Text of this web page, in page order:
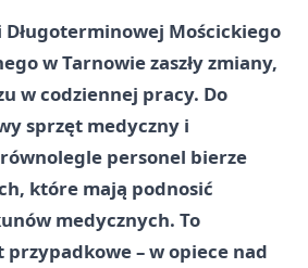
Długoterminowej Mościckiego
w Tarnowie zaszły zmiany,
w codziennej pracy. Do
sprzęt medyczny i
personel bierze
które mają podnosić
medycznych. To
przypadkowe – w opiece nad